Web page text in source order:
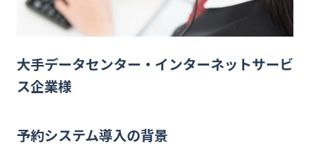
お問い合わせ
大手データセンター・インターネットサービ
ス企業様
予約システム導入の背景